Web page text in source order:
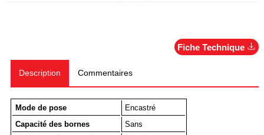
Fiche Technique
Description Commentaires
Mode de pose
Encastré
Capacité des bornes
Sans